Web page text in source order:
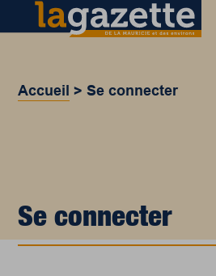
Accueil >Se connecter
Se connecter